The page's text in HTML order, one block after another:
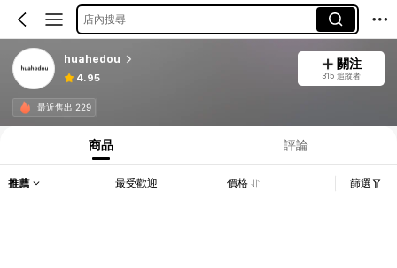
店內搜尋
huahedou
4.95
關注
315 追蹤者
最近售出 229
商品 評論
推薦 最受歡迎 價格 篩選